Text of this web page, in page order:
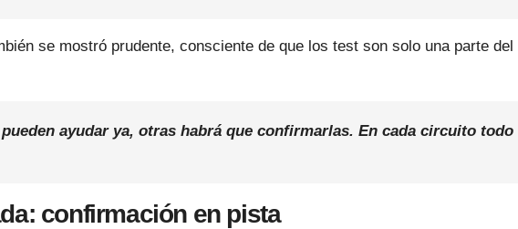
se mostró prudente, consciente de que los test son solo una parte del
pueden ayudar ya, otras habrá que confirmarlas. En cada circuito todo
confirmación en pista